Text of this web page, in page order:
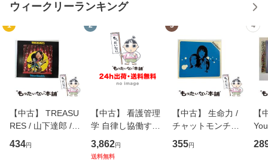
ウィークリーランキング
1
【中古】 TREASU
RES / 山下達郎 /
イーストウエス
ト・ジャパン [CD]
434円
2
【中古】 看護管理
学 自律し協働する
専門職の看護マネ
ジメントスキル 改
3,862円
送料無料
3
【中古】 生命力 /
チャットモンチー /
キューンレコード
[CD]【メール便送
355円
4
【
のが